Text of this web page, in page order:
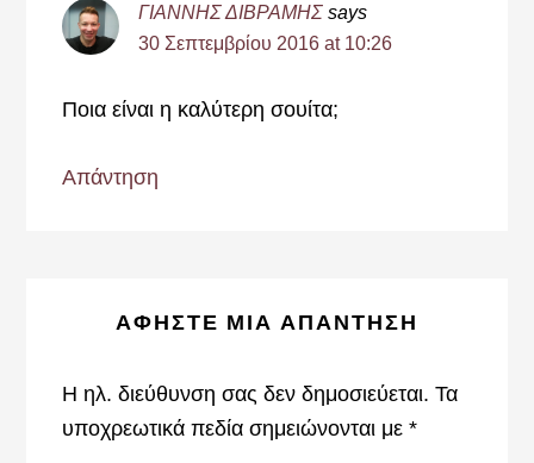
ΓΙΑΝΝΗΣ ΔΙΒΡΑΜΗΣ says
30 Σεπτεμβρίου 2016 at 10:26
Ποια είναι η καλύτερη σουίτα;
Απάντηση
ΑΦΉΣΤΕ ΜΙΑ ΑΠΆΝΤΗΣΗ
Η ηλ. διεύθυνση σας δεν δημοσιεύεται. Τα
υποχρεωτικά πεδία σημειώνονται με*